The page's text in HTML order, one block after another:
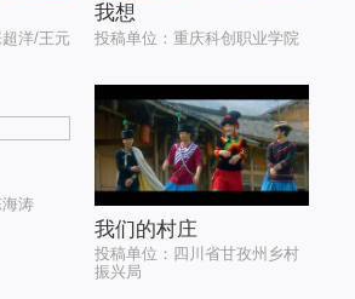
洋/王元
我想
投稿单位：重庆科创职业学院
涛
我们的村庄
投稿单位：四川省甘孜州乡村
振兴局